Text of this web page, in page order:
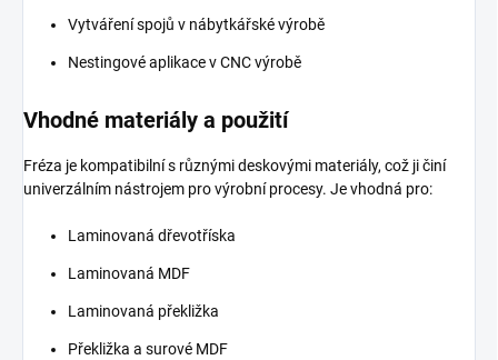
Vytváření spojů v nábytkářské výrobě
Nestingové aplikace v CNC výrobě
Vhodné materiály a použití
Fréza je kompatibilní s různými deskovými materiály, což ji činí
univerzálním nástrojem pro výrobní procesy. Je vhodná pro:
Laminovaná dřevotříska
Laminovaná MDF
Laminovaná překližka
Překližka a surové MDF